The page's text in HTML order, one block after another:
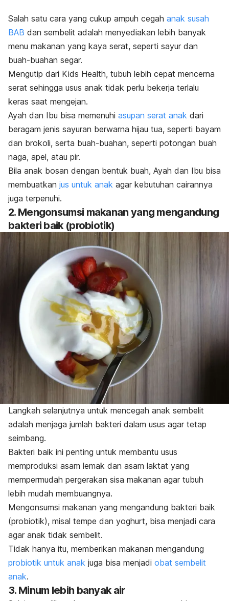
Salah satu cara yang cukup ampuh cegah anak susah
BAB dan sembelit adalah menyediakan lebih banyak
menu makanan yang kaya serat, seperti sayur dan
buah-buahan segar.
Mengutip dari Kids Health, tubuh lebih cepat mencerna
serat sehingga usus anak tidak perlu bekerja terlalu
keras saat mengejan.
Ayah dan Ibu bisa memenuhi asupan serat anak dari
beragam jenis sayuran berwarna hijau tua, seperti bayam
dan brokoli, serta buah-buahan, seperti potongan buah
naga, apel, atau pir.
Bila anak bosan dengan bentuk buah, Ayah dan Ibu bisa
membuatkan jus untuk anak agar kebutuhan cairannya
juga terpenuhi.
2. Mengonsumsi makanan yang mengandung
bakteri baik (probiotik)
Langkah selanjutnya untuk mencegah anak sembelit
adalah menjaga jumlah bakteri dalam usus agar tetap
seimbang.
Bakteri baik ini penting untuk membantu usus
memproduksi asam lemak dan asam laktat yang
mempermudah pergerakan sisa makanan agar tubuh
lebih mudah membuangnya.
Mengonsumsi makanan yang mengandung bakteri baik
(probiotik), misal tempe dan yoghurt, bisa menjadi cara
agar anak tidak sembelit.
Tidak hanya itu, memberikan makanan mengandung
probiotik untuk anak juga bisa menjadi obat sembelit
anak.
3. Minum lebih banyak air